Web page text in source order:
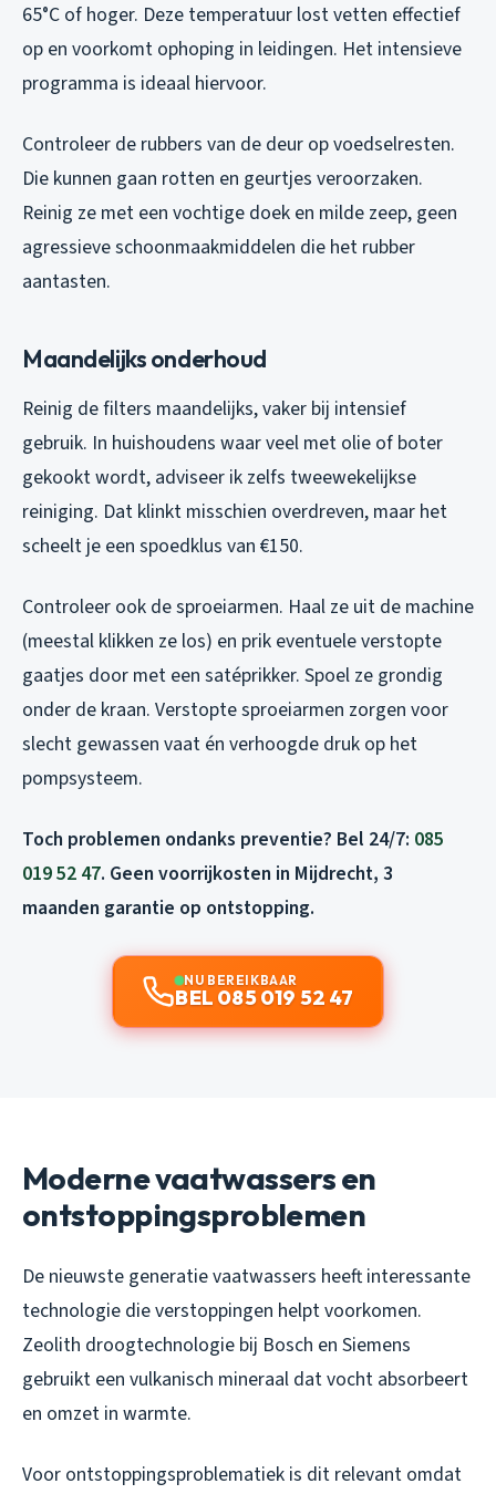
65°C of hoger. Deze temperatuur lost vetten effectief
op en voorkomt ophoping in leidingen. Het intensieve
programma is ideaal hiervoor.
Controleer de rubbers van de deur op voedselresten.
Die kunnen gaan rotten en geurtjes veroorzaken.
Reinig ze met een vochtige doek en milde zeep, geen
agressieve schoonmaakmiddelen die het rubber
aantasten.
Maandelijks onderhoud
Reinig de filters maandelijks, vaker bij intensief
gebruik. In huishoudens waar veel met olie of boter
gekookt wordt, adviseer ik zelfs tweewekelijkse
reiniging. Dat klinkt misschien overdreven, maar het
scheelt je een spoedklus van €150.
Controleer ook de sproeiarmen. Haal ze uit de machine
(meestal klikken ze los) en prik eventuele verstopte
gaatjes door met een satéprikker. Spoel ze grondig
onder de kraan. Verstopte sproeiarmen zorgen voor
slecht gewassen vaat én verhoogde druk op het
pompsysteem.
Toch problemen ondanks preventie? Bel 24/7: 085
019 52 47. Geen voorrijkosten in Mijdrecht, 3
maanden garantie op ontstopping.
NU BEREIKBAAR
BEL 085 019 52 47
Moderne vaatwassers en
ontstoppingsproblemen
De nieuwste generatie vaatwassers heeft interessante
technologie die verstoppingen helpt voorkomen.
Zeolith droogtechnologie bij Bosch en Siemens
gebruikt een vulkanisch mineraal dat vocht absorbeert
en omzet in warmte.
Voor ontstoppingsproblematiek is dit relevant omdat